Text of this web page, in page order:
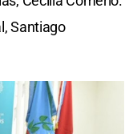
Santiago